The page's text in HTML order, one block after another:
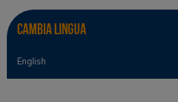
Cambia lingua
English